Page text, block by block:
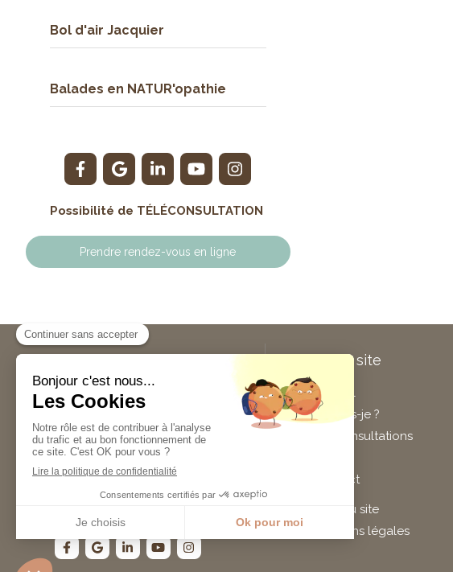
Bol d'air Jacquier
Balades en NATUR'opathie
Possibilité de TÉLÉCONSULTATION
Prendre rendez-vous en ligne
Sylvie Guilloteauest
naturopathe à Vertou et
Nantes.Naturopathie,
compléments alimentaires, fleurs
de Bach, nutrition et encore
gemmothérapie... n'hésitez pas à la
contacter pour tout renseignement
Plan du site
Accueil
Qui suis-je ?
Les consultations
Contact
Plan du site
Mentions légales